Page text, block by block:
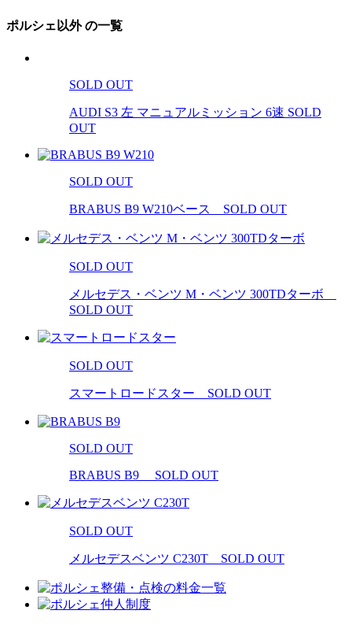
ポルシェ以外 の一覧
SOLD OUT
AUDI S3 左 マニュアルミッション 6速 SOLD
OUT
SOLD OUT
BRABUS B9 W210ベース SOLD OUT
SOLD OUT
メルセデス・ベンツ M・ベンツ 300TDターボ
SOLD OUT
SOLD OUT
スマートロードスター SOLD OUT
SOLD OUT
BRABUS B9 SOLD OUT
SOLD OUT
メルセデスベンツ C230T SOLD OUT